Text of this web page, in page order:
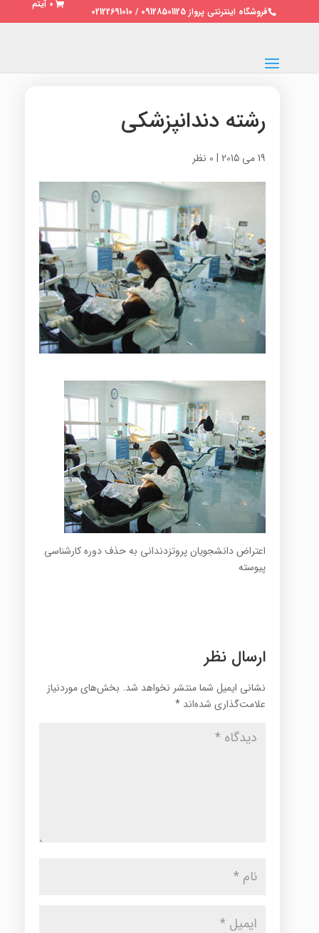
فروشگاه اینترنتی پرواز 09128501125 / 02122691010
0 آیتم
رشته دندانپزشکی
19 می 2015 | 0 نظر
اعتراض دانشجویان پروتزدندانی به حذف دوره کارشناسی
پیوسته
ارسال نظر
نشانی ایمیل شما منتشر نخواهد شد. بخش‌های موردنیاز
علامت‌گذاری شده‌اند *